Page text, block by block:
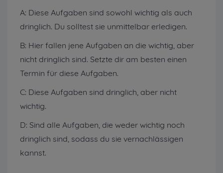
A: Diese Aufgaben sind sowohl wichtig als auch
dringlich. Du solltest sie unmittelbar erledigen.
B: Hier fallen jene Aufgaben an die wichtig, aber
nicht dringlich sind. Setzte dir am besten einen
Termin für diese Aufgaben.
C: Diese Aufgaben sind dringlich, aber nicht
wichtig.
D: Sind alle Aufgaben, die weder wichtig noch
dringlich sind, sodass du sie vernachlässigen
kannst.